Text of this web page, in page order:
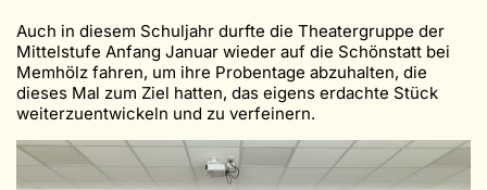
Auch in diesem Schuljahr durfte die Theatergruppe der
Mittelstufe Anfang Januar wieder auf die Schönstatt bei
Memhölz fahren, um ihre Probentage abzuhalten, die
dieses Mal zum Ziel hatten, das eigens erdachte Stück
weiterzuentwickeln und zu verfeinern.